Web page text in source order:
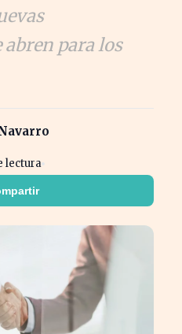
para los
lectura